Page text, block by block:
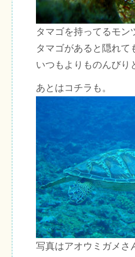
タマゴを持ってるモン
タマゴがあると隠れて
いつもよりものんびり
あとはコチラも。
写真はアオウミガメさ